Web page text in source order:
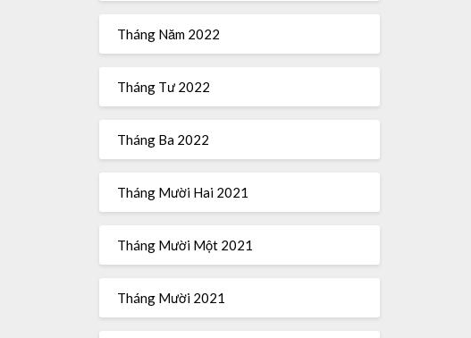
Tháng Năm 2022
Tháng Tư 2022
Tháng Ba 2022
Tháng Mười Hai 2021
Tháng Mười Một 2021
Tháng Mười 2021